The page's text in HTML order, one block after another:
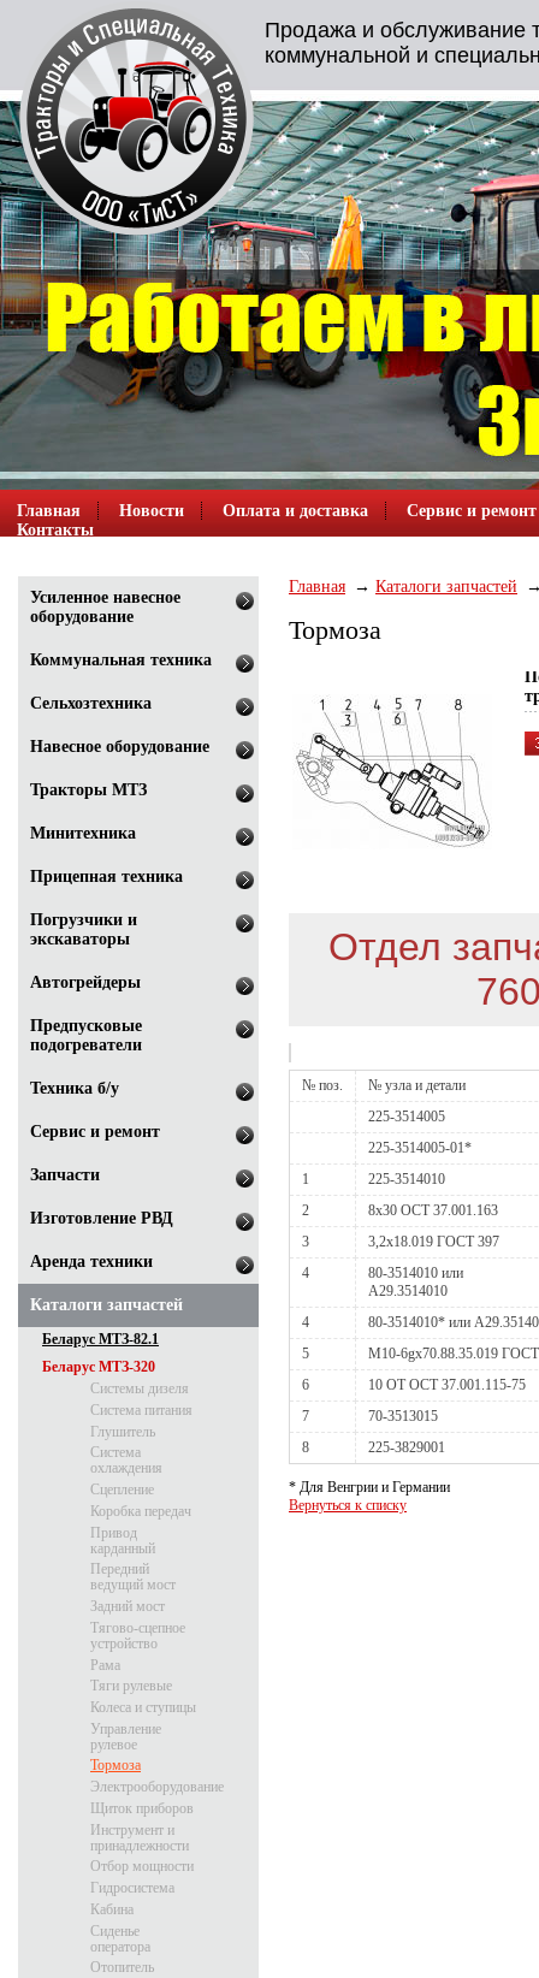
Продажа и обслуживание
коммунальной и
Главная Новости Оплата и доставка
Сервис и ремонт
Контакты
Главная Каталоги запчастей
Тормоза
Отдел
№ поз.
№ узла и детали
225-3514005
225-3514005-01*
1
225-3514010
2
8х30 ОСТ 37.001.163
3
3,2х18.019 ГОСТ 397
4
80-3514010 или
А29.3514010
4
80-3514010* или
5
М10-6gх70.88.35.019
6
10 ОТ ОСТ 37.001.115-75
7
70-3513015
8
225-3829001
* Для Венгрии и Германии
Вернуться к списку
Усиленное навесное
оборудование
Коммунальная техника
Сельхозтехника
Навесное оборудование
Тракторы МТЗ
Минитехника
Прицепная техника
Погрузчики и
экскаваторы
Автогрейдеры
Предпусковые
подогреватели
Техника б/у
Сервис и ремонт
Запчасти
Изготовление РВД
Аренда техники
Каталоги запчастей
Беларус МТЗ-82.1
Беларус МТЗ-320
Системы дизеля
Система питания
Глушитель
Система
охлаждения
Сцепление
Коробка передач
Привод
карданный
Передний
ведущий мост
Задний мост
Тягово-сцепное
устройство
Рама
Тяги рулевые
Колеса и ступицы
Управление
рулевое
Тормоза
Электрооборудование
Щиток приборов
Инструмент и
принадлежности
Отбор мощности
Гидросистема
Кабина
Сиденье
оператора
Отопитель